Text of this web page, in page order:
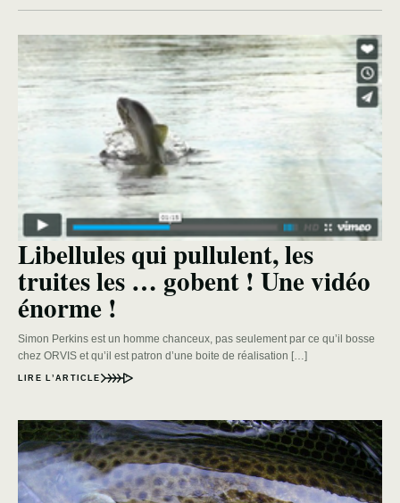
Libellules qui pullulent, les
truites les … gobent ! Une vidéo
énorme !
Simon Perkins est un homme chanceux, pas seulement par ce qu’il bosse
chez ORVIS et qu’il est patron d’une boite de réalisation […]
LIRE L’ARTICLE